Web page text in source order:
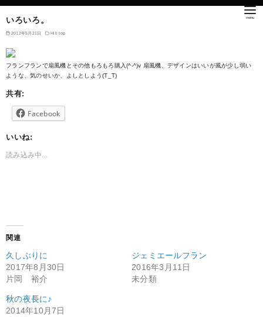
いろいろ。
2012年5月21日 Hill top
フランフランで扇風機とその他もろもろ購入(^-^)v 扇風機、デザインはいいが風が少し弱い
ような、気のせいか、よしとしよう(T_T)
共有:
Facebook
いいね:
読み込み中...
関連
久しぶりに
2017年8月30日
片岡 裕介
ジェミエールフラン
2016年3月11日
未分類
秋の夜長に♪
2014年10月7日